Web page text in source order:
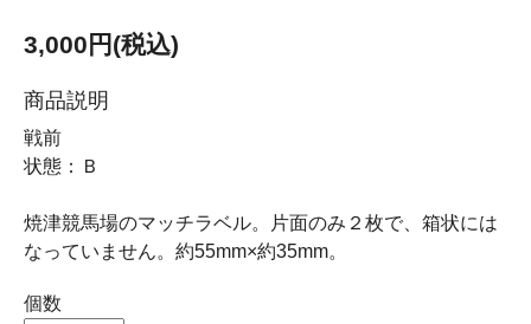
3,000円(税込)
商品説明
戦前
状態：Ｂ
焼津競馬場のマッチラベル。片面のみ２枚で、箱状には
なっていません。約55mm×約35mm。
個数